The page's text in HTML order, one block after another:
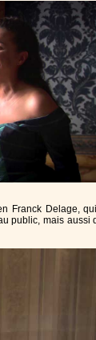
Franck Delage,
public, mais aussi